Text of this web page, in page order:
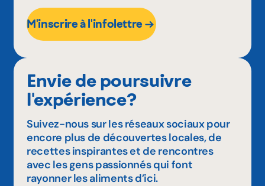
M'inscrire à l'infolettre
Envie de poursuivre
l'expérience?
Suivez-nous sur les réseaux sociaux pour
encore plus de découvertes locales, de
recettes inspirantes et de rencontres
avec les gens passionnés qui font
rayonner les aliments d’ici.